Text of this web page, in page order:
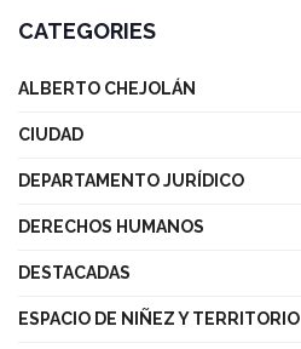
CATEGORIES
ALBERTO CHEJOLÁN
CIUDAD
DEPARTAMENTO JURÍDICO
DERECHOS HUMANOS
DESTACADAS
ESPACIO DE NIÑEZ Y TERRITORIO